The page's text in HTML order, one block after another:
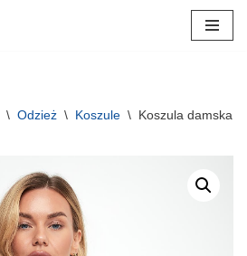
\ Odzież \ Koszule \ Koszula damska